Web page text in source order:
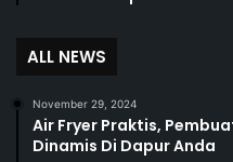
ALL NEWS
November 29, 2024
Air Fryer Praktis,
Dinamis Di Dapur Anda